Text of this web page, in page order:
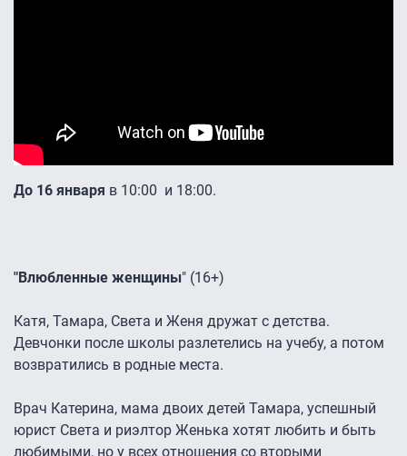
До 16 января в 10:00 и 18:00.
"Влюбленные женщины" (16+)
Катя, Тамара, Света и Женя дружат с детства.
Девчонки после школы разлетелись на учебу, а потом
возвратились в родные места.
Врач Катерина, мама двоих детей Тамара, успешный
юрист Света и риэлтор Женька хотят любить и быть
любимыми, но у всех отношения со вторыми